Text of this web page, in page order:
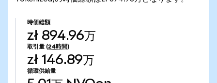
時価総額
zł 894.96万
取引量 (24時間)
zł 146.89万
循環供給量